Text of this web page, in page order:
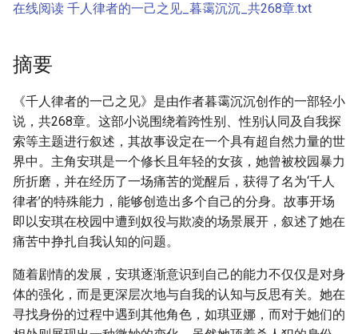
在线阅读 千人律者的一己之见_暮霭沉沉_共268章.txt
摘要
《千人律者的一己之见》是由作者暮霭沉沉创作的一部轻小
说，共268章。这部小说围绕着跨性别、性别认同及自我探
索等主题进行叙述，其故事设定在一个具有超自然力量的世
界中。主角安琪是一个修长且年轻的女孩，她曾被校园暴力
所折磨，并在经历了一场痛苦的觉醒后，获得了名为‘千人
律者’的特殊能力，能够创造出多个自己的分身。故事开场
即以安琪在校园中遭到奴役与欺凌的场景展开，叙述了她在
痛苦中挣扎自我认知的问题。
随着剧情的发展，安琪逐渐意识到自己的能力不仅仅是对身
体的强化，而是更深层次地与自我的认知与反思有关。她在
寻找身份的过程中遇到其他角色，如琪亚娜，而对于她们的